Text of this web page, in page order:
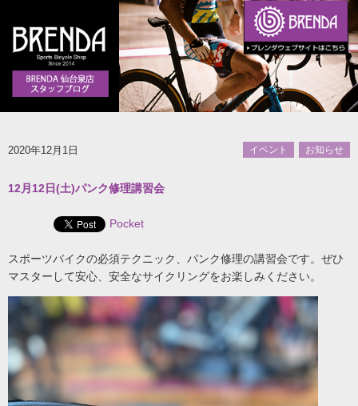
2020年12月1日 イベント お知らせ
12月12日(土)パンク修理講習会
Pocket
スポーツバイクの必須テクニック、パンク修理の講習会です。ぜひ
マスターして安心、安全なサイクリングをお楽しみください。